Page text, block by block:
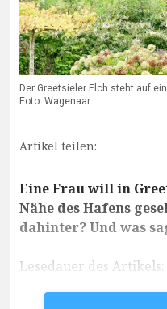
Der Greetsieler Elch steht auf
Foto: Wagenaar
Artikel teilen:
Eine Frau will in
Nähe des Hafens
dahinter? Und was
Lesedauer des